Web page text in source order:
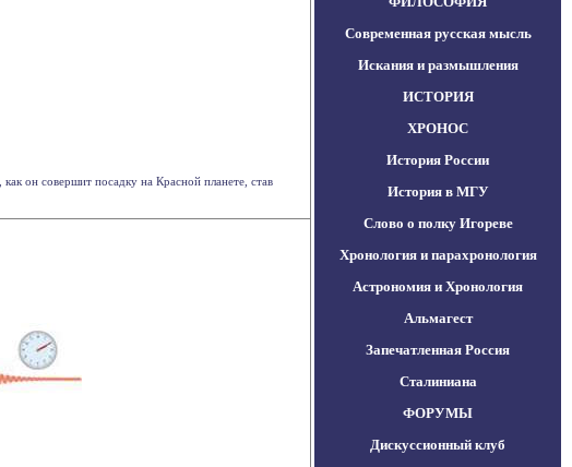
он совершит посадку на Красной планете, став
Современная русская мысль
Искания и размышления
ИСТОРИЯ
ХРОНОС
История России
История в МГУ
Слово о полку Игореве
Хронология и парахронология
Астрономия и Хронология
Альмагест
Запечатленная Россия
Сталиниана
ФОРУМЫ
Дискуссионный клуб